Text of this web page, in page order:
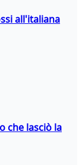
all'italiana
che lasciò la